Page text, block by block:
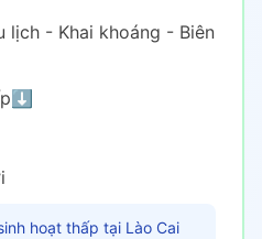
lịch - Khai khoáng - Biên
⬇️
hoạt thấp tại Lào Cai